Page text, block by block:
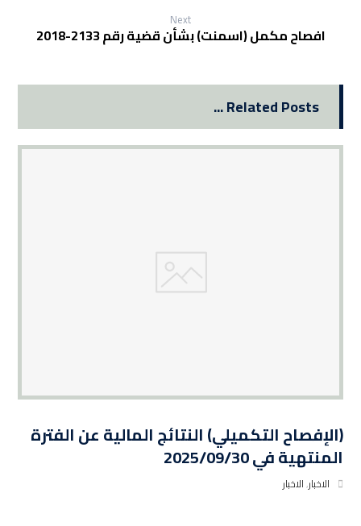
Next
افصاح مكمل (اسمنت) بشأن قضية رقم 2133-2018
Related Posts ...
(الإفصاح التكميلي) النتائج المالية عن الفترة
المنتهية في 2025/09/30
الاخبار,الاخبار